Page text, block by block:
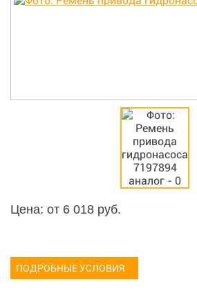
Цена: от 6 018 руб.
ПОДРОБНЫЕ УСЛОВИЯ